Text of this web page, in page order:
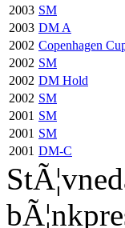
2003 SM
2003 DM A
2002 Copenhagen
2002 SM
2002 DM Hold
2002 SM
2001 SM
2001 SM
2001 DM-C